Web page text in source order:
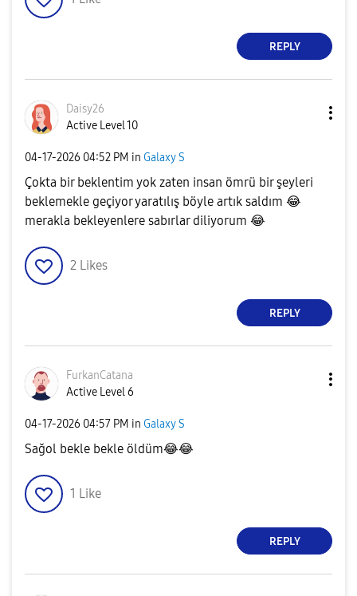
REPLY
Daisy26
Active Level 10
‎04-17-2026 04:52 PM in Galaxy S
Çokta bir beklentim yok zaten insan ömrü bir şeyleri
beklemekle geçiyor yaratılış böyle artık saldım 😂
merakla bekleyenlere sabırlar diliyorum 😂
2 Likes
REPLY
FurkanCatana
Active Level 6
‎04-17-2026 04:57 PM in Galaxy S
Sağol bekle bekle öldüm😂😂
1 Like
REPLY